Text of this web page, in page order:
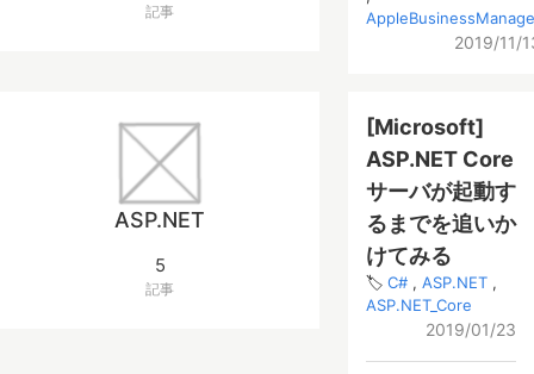
記事
2019/11/
ASP.NET
5
記事
[Microsoft]
ASP.NET Core
サーバが起動す
るまでを追いか
けてみる
C#
ASP.NET
ASP.NET_Core
2019/01/23